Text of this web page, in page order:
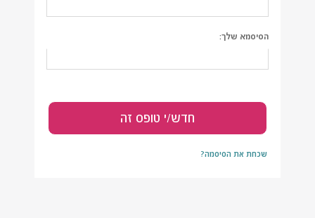
הסיסמא שלך:
שכחת את הסיסמה?